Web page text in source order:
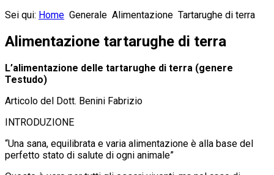
Sei qui: Home Generale Alimentazione Tartarughe di terra
Alimentazione tartarughe di terra
L’alimentazione delle tartarughe di terra (genere
Testudo)
Articolo del Dott. Benini Fabrizio
INTRODUZIONE
“Una sana, equilibrata e varia alimentazione è alla base del
perfetto stato di salute di ogni animale”